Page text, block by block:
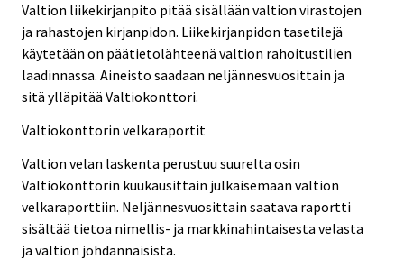
Valtion liikekirjanpito pitää sisällään valtion virastojen
ja rahastojen kirjanpidon. Liikekirjanpidon tasetilejä
käytetään on päätietolähteenä valtion rahoitustilien
laadinnassa. Aineisto saadaan neljännesvuosittain ja
sitä ylläpitää Valtiokonttori.
Valtiokonttorin velkaraportit
Valtion velan laskenta perustuu suurelta osin
Valtiokonttorin kuukausittain julkaisemaan valtion
velkaraporttiin. Neljännesvuosittain saatava raportti
sisältää tietoa nimellis- ja markkinahintaisesta velasta
ja valtion johdannaisista.